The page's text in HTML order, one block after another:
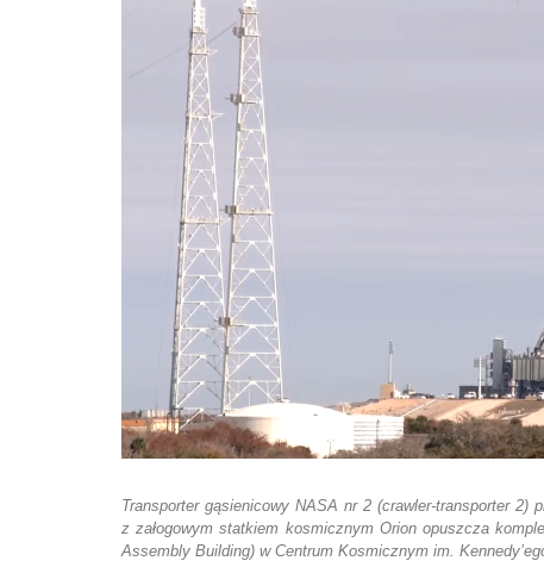
Transporter gąsienicowy NASA nr 2 (crawler-transporter
z załogowym statkiem kosmicznym Orion opuszcza
Assembly Building) w Centrum Kosmicznym im.